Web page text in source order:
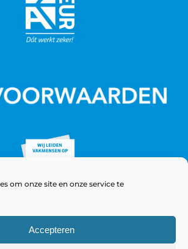
om onze site en onze service te
Accepteren